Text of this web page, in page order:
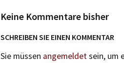
Keine Kommentare bisher
SCHREIBEN SIE EINEN KOMMENTAR
Sie müssen angemeldetsein, um